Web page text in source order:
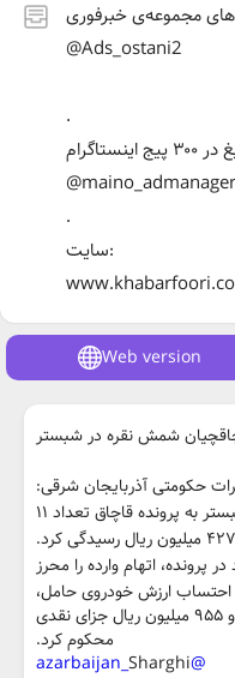
@Ads_ostani2
.
اینستاگرام
@maino_admanager
.
سایت:
Web version
حکومتی آذربایجان شرقی:
شعبه بدوی تعزیرات حکومتی شبستر به پرونده قاچاق تعداد ۱۱
اتهام وارده را محرز
احتساب ارزش خودروی حامل،
در مجموع به پرداخت ۱۴۸ میلیارد و ۹۵۵ میلیون ریال جزای نقدی
محکوم کرد.
@azarbaijan_
Sharghi